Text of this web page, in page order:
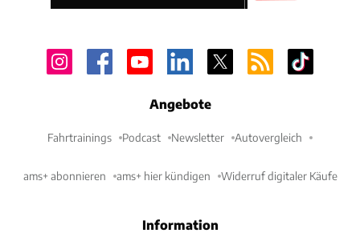
Angebote
Fahrtrainings Podcast Newsletter Autovergleich
ams+ abonnieren ams+ hier kündigen Widerruf digitaler Käufe
Information